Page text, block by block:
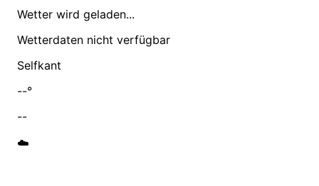
Wetter wird geladen...
Wetterdaten nicht verfügbar
Selfkant
--°
--
☁️